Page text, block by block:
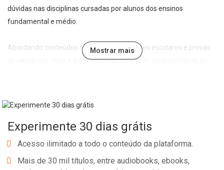
dúvidas nas disciplinas cursadas por alunos dos ensinos
fundamental e médio.
Abordando conteúdos recorrentes em testes escolares e provas
de vestibular, cada e-book foca nas principais características do
a música como expressão artística!
Mostrar mais
Experimente 30 dias grátis
Acesso ilimitado a todo o conteúdo da plataforma.
Mais de 30 mil títulos, entre audiobooks, ebooks,